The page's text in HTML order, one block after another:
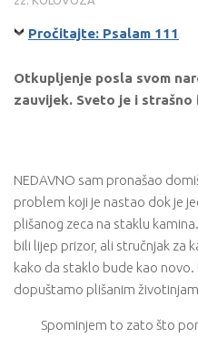
Pročitajte: Psalam 111
Otkupljenje posla svom
zauvijek. Sveto je i strašno
NEDAVNO sam pronašao
problem koji je nastao dok je
plišanog zeca na staklu
bili lijep prizor, ali stručnjak za
kako da staklo bude kao novo.
dopuštamo plišanim
Spominjem to zato što